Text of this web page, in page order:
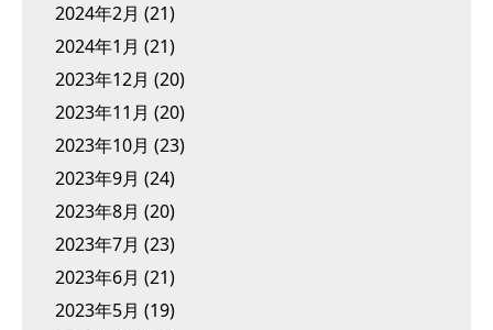
2024年2月 (21)
2024年1月 (21)
2023年12月 (20)
2023年11月 (20)
2023年10月 (23)
2023年9月 (24)
2023年8月 (20)
2023年7月 (23)
2023年6月 (21)
2023年5月 (19)